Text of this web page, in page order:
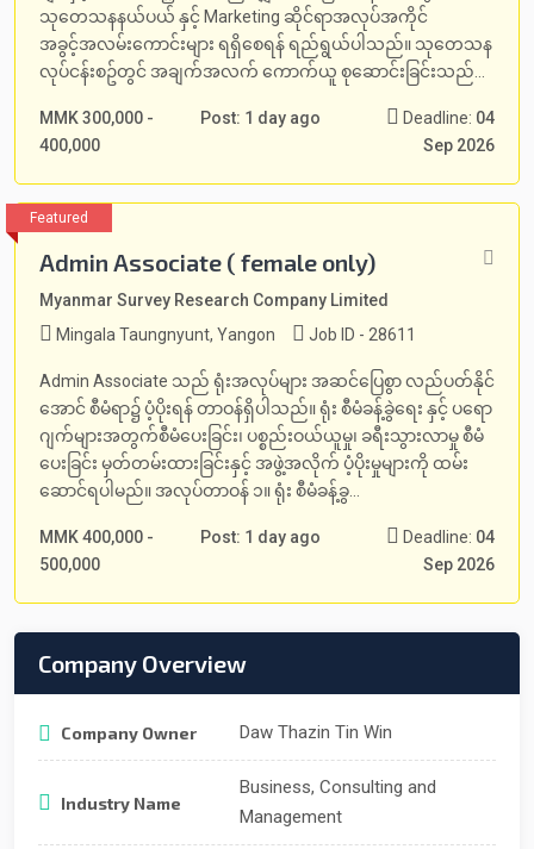
သုတေသနနယ်ပယ် နှင့် Marketing ဆိုင်ရာအလုပ်အကိုင်
အခွင့်အလမ်းကောင်းများ ရရှိစေရန် ရည်ရွယ်ပါသည်။ သုတေသန
လုပ်ငန်းစဥ်တွင် အချက်အလက် ကောက်ယူ စုဆောင်းခြင်းသည်...
MMK 300,000 -
400,000
Post: 1 day ago Deadline: 04
Sep 2026
Admin Associate ( female only)
Myanmar Survey Research Company Limited
Mingala Taungnyunt, Yangon
Job ID - 28611
Admin Associate သည် ရုံးအလုပ်များ အဆင်ပြေစွာ လည်ပတ်နိုင်
အောင် စီမံရာ၌ ပံ့ပိုးရန် တာဝန်ရှိပါသည်။ ရုံး စီမံခန့်ခွဲရေး နှင့် ပရော
ဂျက်များအတွက်စီမံပေးခြင်း၊ ပစ္စည်းဝယ်ယူမှု၊ ခရီးသွားလာမှု စီမံ
ပေးခြင်း မှတ်တမ်းထားခြင်းနှင့် အဖွဲ့အလိုက် ပံ့ပိုးမှုများကို ထမ်း
ဆောင်ရပါမည်။ အလုပ်တာဝန် ၁။ ရုံး စီမံခန့်ခွ...
MMK 400,000 -
500,000
Post: 1 day ago Deadline: 04
Sep 2026
Company Overview
Company Owner Daw Thazin Tin Win
Industry Name
Business, Consulting and
Management